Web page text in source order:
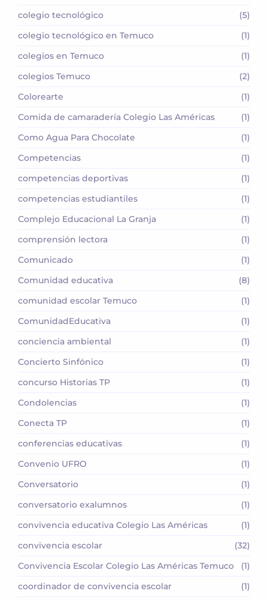
colegio tecnológico
(5)
colegio tecnológico en Temuco
(1)
colegios en Temuco
(1)
colegios Temuco
(2)
Colorearte
(1)
Comida de camaradería Colegio Las Américas
(1)
Como Agua Para Chocolate
(1)
Competencias
(1)
competencias deportivas
(1)
competencias estudiantiles
(1)
Complejo Educacional La Granja
(1)
comprensión lectora
(1)
Comunicado
(1)
Comunidad educativa
(8)
comunidad escolar Temuco
(1)
ComunidadEducativa
(1)
conciencia ambiental
(1)
Concierto Sinfónico
(1)
concurso Historias TP
(1)
Condolencias
(1)
Conecta TP
(1)
conferencias educativas
(1)
Convenio UFRO
(1)
Conversatorio
(1)
conversatorio exalumnos
(1)
convivencia educativa Colegio Las Américas
(1)
convivencia escolar
(32)
Convivencia Escolar Colegio Las Américas Temuco
(1)
coordinador de convivencia escolar
(1)